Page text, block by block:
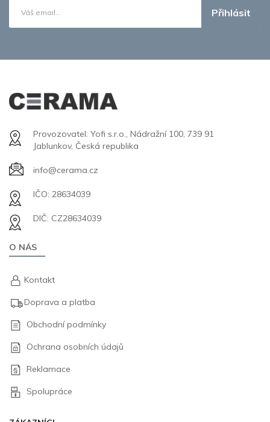
Přihlásit
Provozovatel: Yofi s.r.o., Nádražní 100, 739 91
Jablunkov, Česká republika
info@cerama.cz
IČO: 28634039
DIČ: CZ28634039
O NÁS
Kontakt
Doprava a platba
Obchodní podmínky
Ochrana osobních údajů
Reklamace
Spolupráce